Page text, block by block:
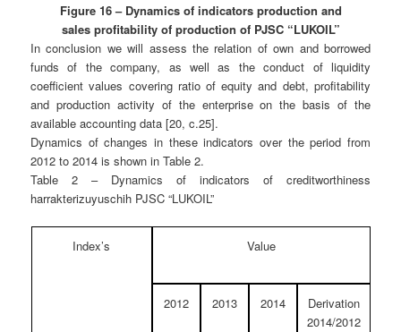
Figure 16 – Dynamics of indicators production and
sales profitability of production of PJSC “LUKOIL”
In conclusion we will assess the relation of own and borrowed
funds of the company, as well as the conduct of liquidity
coefficient values covering ratio of equity and debt, profitability
and production activity of the enterprise on the basis of the
available accounting data [20, c.25].
Dynamics of changes in these indicators over the period from
2012 to 2014 is shown in Table 2.
Table 2 – Dynamics of indicators of creditworthiness
harrakterizuyuschih PJSC “LUKOIL”
Index’s Value
2012 2013 2014
Derivation
2014/2012